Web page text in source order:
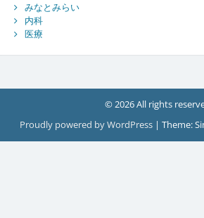
みなとみらい
内科
医療
© 2026 All rights
Proudly powered by WordPress | Theme: